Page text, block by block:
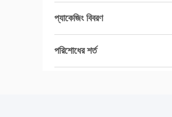
প্যাকেজিং বিবরণ
পরিশোধের শর্ত